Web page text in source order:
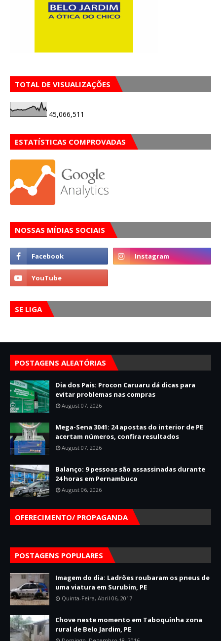
TOTAL DE VISUALIZAÇÕES
45,066,511
ESTATÍSTICAS COMPROVADAS
NOSSAS MÍDIAS SOCIAIS
SE LIGA
POSTAGENS ALEATÓRIAS
Dia dos Pais: Procon Caruaru dá dicas para
evitar problemas nas compras
August 07, 2026
Mega-Sena 3041: 24 apostas do interior de PE
acertam números, confira resultados
August 07, 2026
Balanço: 9 pessoas são assassinadas durante
24 horas em Pernambuco
August 06, 2026
OFERECIMENTO/ PROPAGANDA
POSTAGENS POPULARES
Imagem do dia: Ladrões roubaram os pneus de
uma viatura em Surubim, PE
Quinta-Feira, Abril 06, 2017
Chove neste momento em Taboquinha zona
rural de Belo Jardim, PE